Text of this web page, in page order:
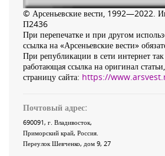
© Арсеньевские вести, 1992—2022.
П2436
При перепечатке и при другом
ссылка на «Арсеньевские вести»
При републикации в сети интернет так
работающая ссылка на оригинал
страницу сайта: https://
Почтовый адрес:
690091, г. Владивосток,
Приморский край, Россия.
Переулок Шевченко, дом 9, 27